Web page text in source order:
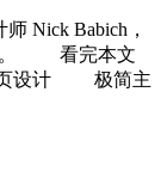
Nick Babich，
。 看完本文
页设计 极简主